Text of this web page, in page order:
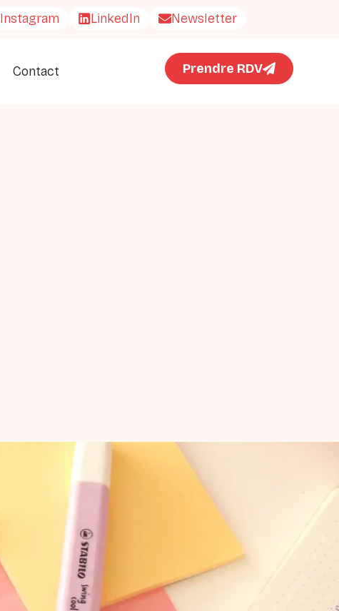
Instagram LinkedIn Newsletter
Contact Prendre RDV